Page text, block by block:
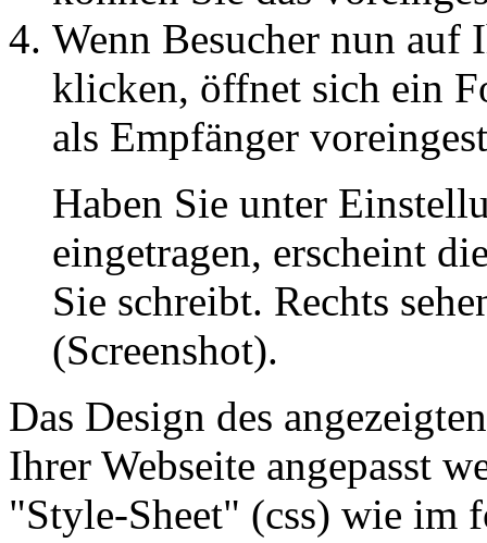
Wenn Besucher nun
klicken, öffnet sich ein
als Empfänger
Haben Sie unter
eingetragen, erscheint
Sie schreibt. Rechts
(Screenshot).
Das Design des
Ihrer Webseite angepasst
"Style-Sheet" (css) wie im